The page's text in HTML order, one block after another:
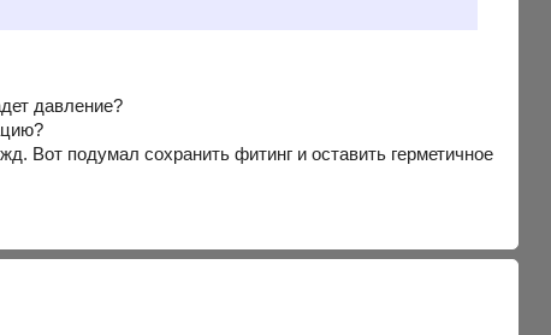
давление?
Вот подумал сохранить фитинг и оставить герметичное